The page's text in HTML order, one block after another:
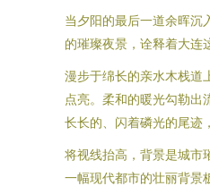
当夕阳的最后一道余晖沉
的璀璨夜景，诠释着大连
漫步于绵长的亲水木栈道
点亮。柔和的暖光勾勒出
长长的、闪着磷光的尾迹
将视线抬高，背景是城市
一幅现代都市的壮丽背景